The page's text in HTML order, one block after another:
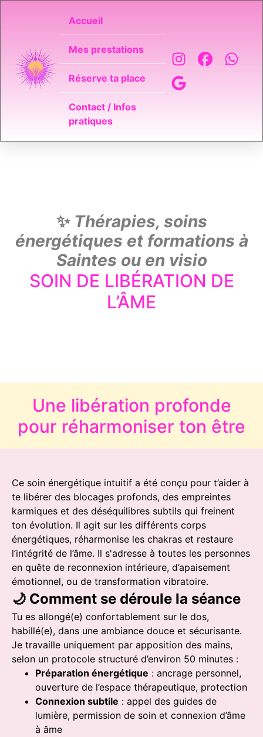
Accueil
Mes prestations
Réserve ta place
Contact / Infos
pratiques
✨ Thérapies, soins
énergétiques et formations à
Saintes ou en visio
SOIN DE LIBÉRATION DE
L’ÂME
Une libération profonde
pour réharmoniser ton être
Ce soin énergétique intuitif a été conçu pour t’aider à
te libérer des blocages profonds, des empreintes
karmiques et des déséquilibres subtils qui freinent
ton évolution. Il agit sur les différents corps
énergétiques, réharmonise les chakras et restaure
l’intégrité de l’âme. Il s'adresse à toutes les personnes
en quête de reconnexion intérieure, d’apaisement
émotionnel, ou de transformation vibratoire.
🌙 Comment se déroule la séance
Tu es allongé(e) confortablement sur le dos,
habillé(e), dans une ambiance douce et sécurisante.
Je travaille uniquement par apposition des mains,
selon un protocole structuré d’environ 50 minutes :
Préparation énergétique : ancrage personnel,
ouverture de l’espace thérapeutique, protection
Connexion subtile : appel des guides de
lumière, permission de soin et connexion d’âme
à âme